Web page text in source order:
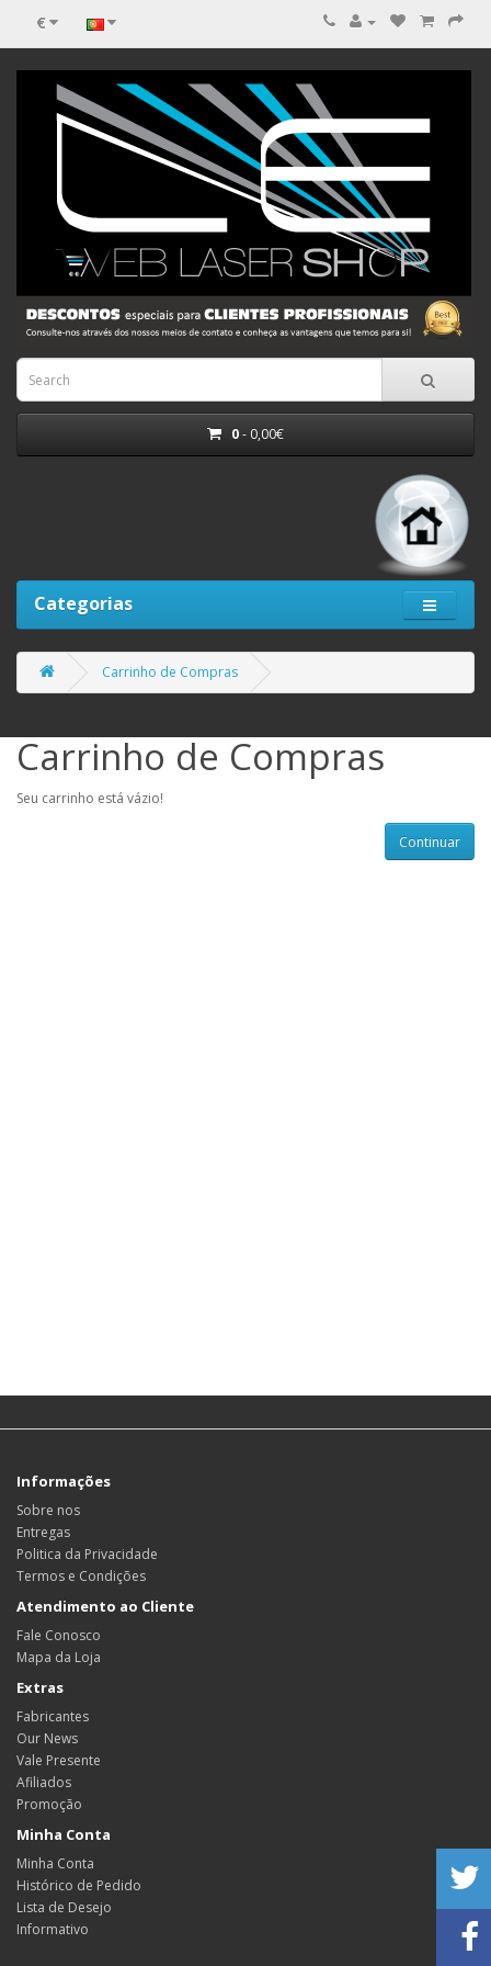
€
0- 0,00€
Categorias
Carrinho de Compras
Carrinho de Compras
Seu carrinho está vázio!
Continuar
Informações
Sobre nos
Entregas
Politica da Privacidade
Termos e Condições
Atendimento ao Cliente
Fale Conosco
Mapa da Loja
Extras
Fabricantes
Our News
Vale Presente
Afiliados
Promoção
Minha Conta
Minha Conta
Histórico de Pedido
Lista de Desejo
Informativo